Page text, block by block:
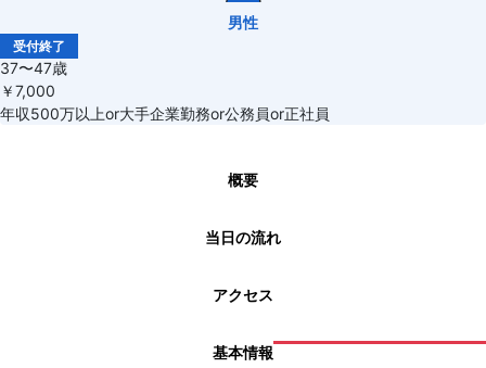
男性
受付終了
37〜47歳
￥7,000
年収500万以上or大手企業勤務or公務員or正社員
概要
当日の流れ
アクセス
基本情報